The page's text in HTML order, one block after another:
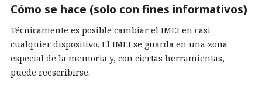
Cómo se hace (solo con fines informativos)
Técnicamente es posible cambiar el IMEI en casi
cualquier dispositivo. El IMEI se guarda en una zona
especial de la memoria y, con ciertas herramientas,
puede reescribirse.